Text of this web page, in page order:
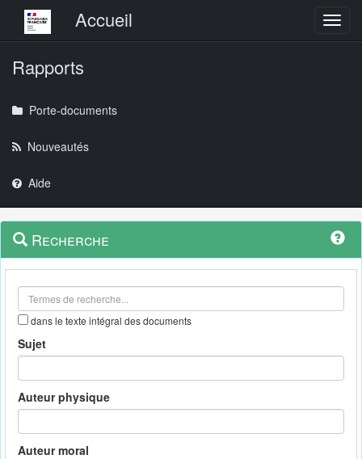
Menu principalAccueil
Rapports
Porte-documents
Nouveautés
Aide
Navigation
outils
Menu
contextuel
Recherche
dans le texte intégral des documents
Sujet
Auteur physique
Auteur moral